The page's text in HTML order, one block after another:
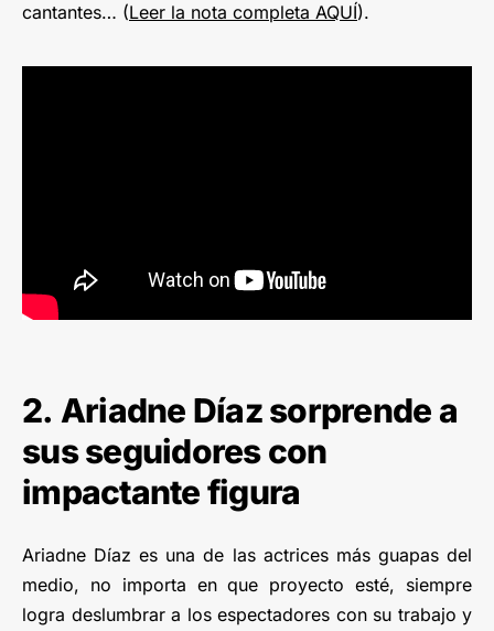
cantantes… (Leer la nota completa AQUÍ).
2. Ariadne Díaz sorprende a
sus seguidores con
impactante figura
Ariadne Díaz es una de las actrices más guapas del
medio, no importa en que proyecto esté, siempre
logra deslumbrar a los espectadores con su trabajo y